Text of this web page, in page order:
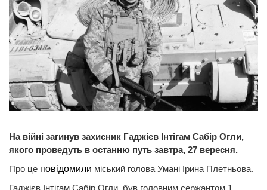
На війні загинув захисник Гаджієв Інтігам Сабір Огли,
якого проведуть в останню путь завтра, 27 вересня.
Про це повідомили міський голова Умані Ірина Плетньова.